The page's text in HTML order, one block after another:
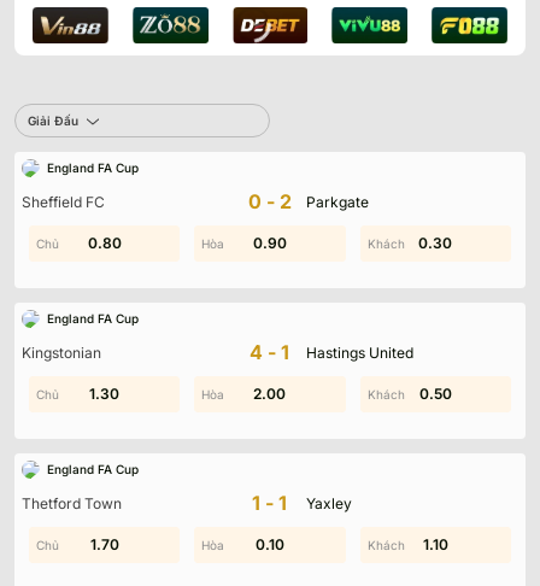
Giải Đấu
England FA Cup
Sheffield FC 0-2 Parkgate
1.90 1.60 0.70
0.80 0.90 0.30
England FA Cup
Kingstonian 4-1 Hastings United
1.70 1.90 1.10
1.30 2.00 0.50
England FA Cup
Thetford Town 1-1 Yaxley
1.70 1.90 1.10
1.70 0.10 1.10